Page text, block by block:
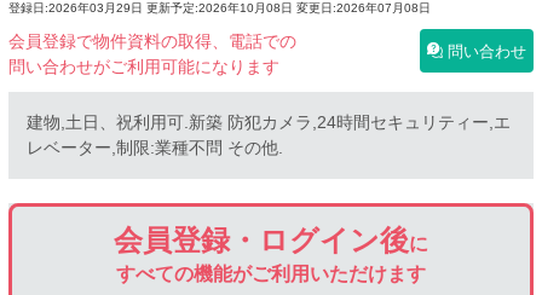
登録日:2026年03月29日 更新予定:2026年10月08日 変更日:2026年07月08日
会員登録で物件資料の取得、電話での
問い合わせがご利用可能になります
問い合わせ
建物,土日、祝利用可.新築 防犯カメラ,24時間セキュリティー,エ
レベーター,制限:業種不問 その他.
会員登録・ログイン後に
すべての機能がご利用いただけます